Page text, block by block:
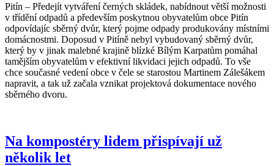
Pitín – Předejít vytváření černých skládek, nabídnout větší možnosti
v třídění odpadů a především poskytnou obyvatelům obce Pitín
odpovídajíc sběrný dvůr, který pojme odpady produkovány místními
domácnostmi. Doposud v Pitíně nebyl vybudovaný sběrný dvůr,
který by v jinak malebné krajině blízké Bílým Karpatům pomáhal
tamějším obyvatelům v efektivní likvidaci jejich odpadů. To vše
chce současné vedení obce v čele se starostou Martinem Zálešákem
napravit, a tak už začala vznikat projektová dokumentace nového
sběrného dvoru.
Na kompostéry lidem přispívají už
několik let